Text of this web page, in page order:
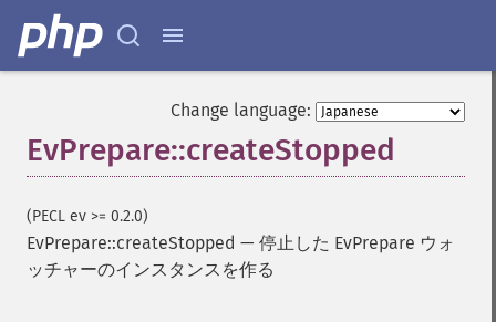
Change language:
EvPrepare::createStopped
(PECL ev >= 0.2.0)
EvPrepare::createStopped — 停止した EvPrepare ウォ
ッチャーのインスタンスを作る